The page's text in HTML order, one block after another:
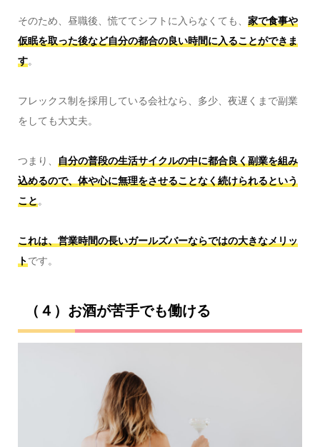
そのため、昼職後、慌ててシフトに入らなくても、 家で食事や
仮眠を取った後など自分の都合の良い時間に入ることができま
す。
フレックス制を採用している会社なら、多少、夜遅くまで副業
をしても大丈夫。
つまり、 自分の普段の生活サイクルの中に都合良く副業を組み
込めるので、体や心に無理をさせることなく続けられるという
こと。
これは、営業時間の長いガールズバーならではの大きなメリッ
トです。
（４）お酒が苦手でも働ける